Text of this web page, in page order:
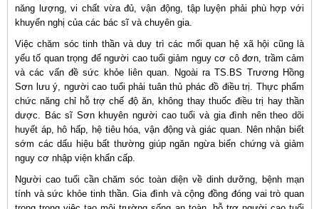
năng lượng, vi chất vừa đủ, vận động, tập luyện phải phù hợp với
khuyến nghị của các bác sĩ và chuyên gia.
Việc chăm sóc tinh thần và duy trì các mối quan hệ xã hội cũng là
yếu tố quan trọng để người cao tuổi giảm nguy cơ cô đơn, trầm cảm
và các vấn đề sức khỏe liên quan. Ngoài ra TS.BS Trương Hồng
Sơn lưu ý, người cao tuổi phải tuân thủ phác đồ điều trị. Thực phẩm
chức năng chỉ hỗ trợ chế độ ăn, không thay thuốc điều trị hay thần
dược. Bác sĩ Sơn khuyên người cao tuổi và gia đình nên theo dõi
huyết áp, hô hấp, hệ tiêu hóa, vận động và giác quan. Nên nhận biết
sớm các dấu hiệu bất thường giúp ngăn ngừa biến chứng và giảm
nguy cơ nhập viện khẩn cấp.
Người cao tuổi cần chăm sóc toàn diện về dinh dưỡng, bệnh mạn
tính và sức khỏe tinh thần. Gia đình và cộng đồng đóng vai trò quan